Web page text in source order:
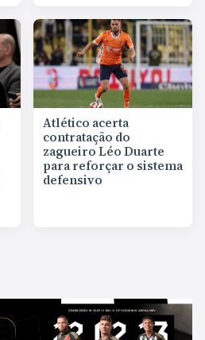
Atlético acerta
contratação do
zagueiro Léo Duarte
para reforçar o sistema
defensivo